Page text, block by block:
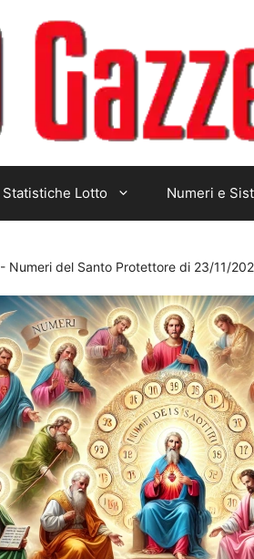
Statistiche Lotto Numeri e
- Numeri del Santo Protettore di 23/11/